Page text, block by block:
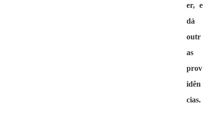
er, e
dá
outr
as
prov
idên
cias.